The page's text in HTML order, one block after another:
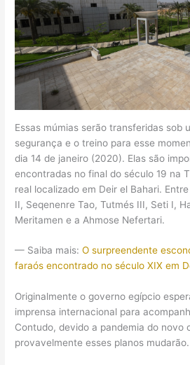
Essas múmias serão transferidas sob
segurança e o treino para esse
dia 14 de janeiro (2020). Elas são
encontradas no final do século 19 na
real localizado em Deir el Bahari.
II, Seqenenre Tao, Tutmés III, Seti I,
Meritamen e a Ahmose Nefertari.
— Saiba mais:O surpreendente
faraós encontrado no século XIX em
Originalmente o governo egípcio
imprensa internacional para
Contudo, devido a pandemia do novo
provavelmente esses planos mudarão.